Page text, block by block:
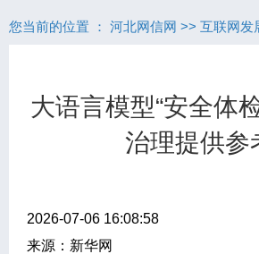
您当前的位置 ： 河北网信网 >> 互联网发
大语言模型“安全体
治理提供参
2026-07-06 16:08:58
来源：新华网